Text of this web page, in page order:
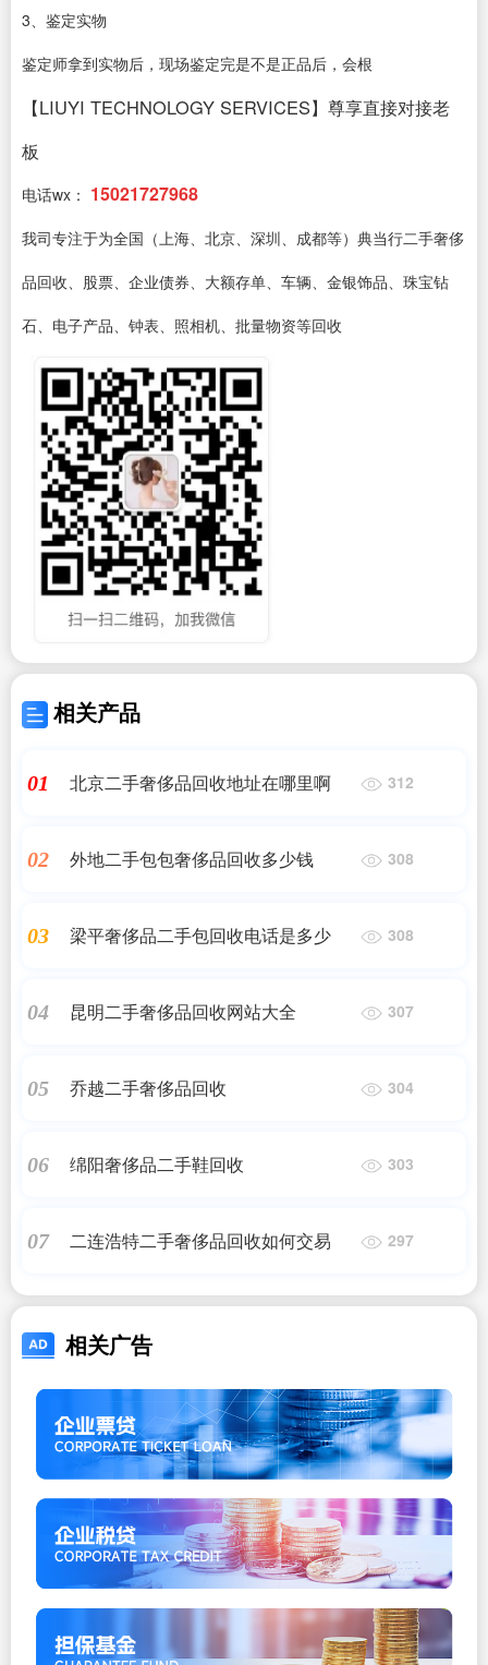
3、鉴定实物
鉴定师拿到实物后，现场鉴定完是不是正品后，会根
【LIUYI TECHNOLOGY SERVICES】尊享直接对接老
板
电话wx： 15021727968
我司专注于为全国（上海、北京、深圳、成都等）典当行二手奢侈
品回收、股票、企业债券、大额存单、车辆、金银饰品、珠宝钻
石、电子产品、钟表、照相机、批量物资等回收
相关产品
01 北京二手奢侈品回收地址在哪里啊 312
02 外地二手包包奢侈品回收多少钱 308
03 梁平奢侈品二手包回收电话是多少 308
04 昆明二手奢侈品回收网站大全 307
05 乔越二手奢侈品回收 304
06 绵阳奢侈品二手鞋回收 303
07 二连浩特二手奢侈品回收如何交易 297
相关广告